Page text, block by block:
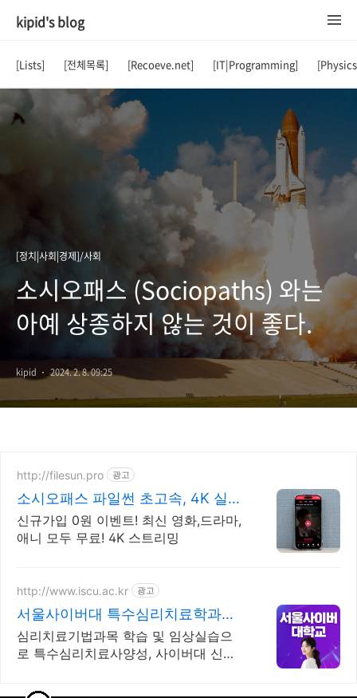
kipid's blog
[Lists] [전체목록] [Recoeve.net] [IT|Programming]
[정치|사회|경제]/사회
소시오패스 (Sociopaths) 와는
아예 상종하지 않는 것이 좋다.
kipid 2024. 2. 8. 09:25
http://filesun.pro 광고
소시오패스 파일썬 초고속, 4K 실시
간 보기!
신규가입 0원 이벤트! 최신 영화,드라마,
애니 모두 무료! 4K 스트리밍
http://www.iscu.ac.kr 광고
서울사이버대 특수심리치료학과
2026 가을학기 신편입생
심리치료기법과목 학습 및 임상실습으
로 특수심리치료사양성, 사이버대 신입
사 온라인복수학위까지